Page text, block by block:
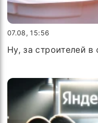
07.08, 15:56
Ну, за строителей